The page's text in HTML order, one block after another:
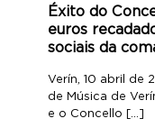
Éxito do
euros
sociais da
Verín, 10 abril de
de Música de
e o Concello […]